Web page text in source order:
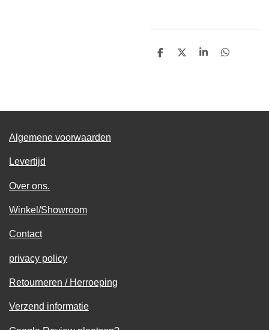
D
D
S
D
Algemene voorwaarden
Levertijd
Over ons.
Winkel/Showroom
Contact
privacy policy
Retourneren / Herroeping
Verzend informatie